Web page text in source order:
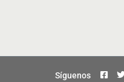
Síguenos